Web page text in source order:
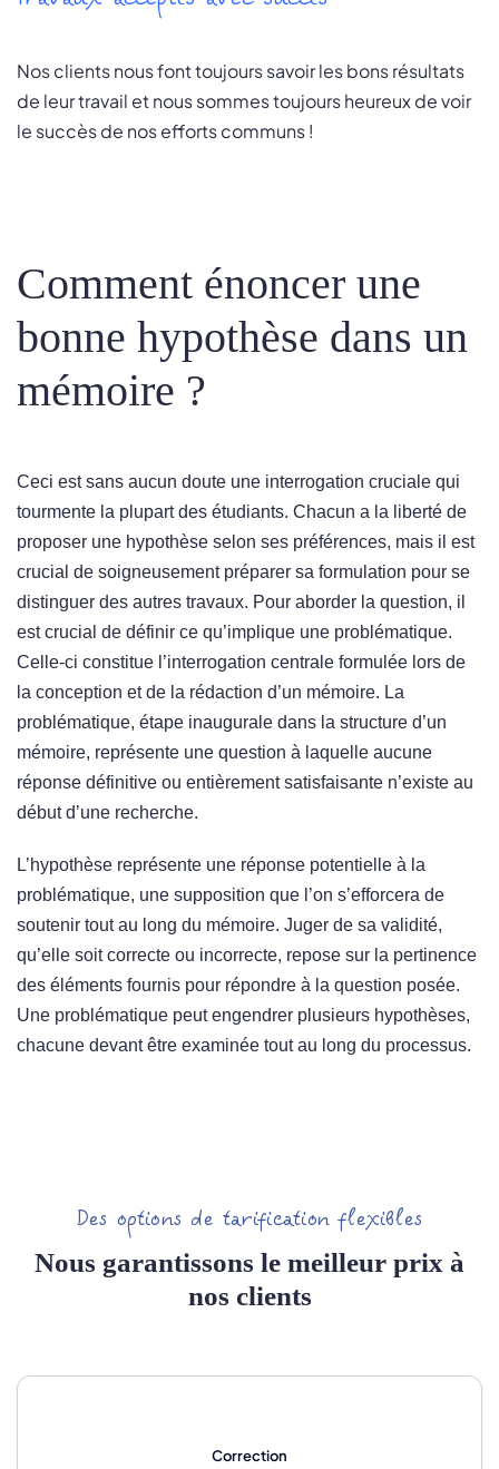
Nos clients nous font toujours savoir les bons résultats
de leur travail et nous sommes toujours heureux de voir
le succès de nos efforts communs !
Comment énoncer une
bonne hypothèse dans un
mémoire ?
Ceci est sans aucun doute une interrogation cruciale qui
tourmente la plupart des étudiants. Chacun a la liberté de
proposer une hypothèse selon ses préférences, mais il est
crucial de soigneusement préparer sa formulation pour se
distinguer des autres travaux. Pour aborder la question, il
est crucial de définir ce qu’implique une problématique.
Celle-ci constitue l’interrogation centrale formulée lors de
la conception et de la rédaction d’un mémoire. La
problématique, étape inaugurale dans la structure d’un
mémoire, représente une question à laquelle aucune
réponse définitive ou entièrement satisfaisante n’existe au
début d’une recherche.
L’hypothèse représente une réponse potentielle à la
problématique, une supposition que l’on s’efforcera de
soutenir tout au long du mémoire. Juger de sa validité,
qu’elle soit correcte ou incorrecte, repose sur la pertinence
des éléments fournis pour répondre à la question posée.
Une problématique peut engendrer plusieurs hypothèses,
chacune devant être examinée tout au long du processus.
Des options de tarification flexibles
Nous garantissons le meilleur prix à
nos clients
Correction